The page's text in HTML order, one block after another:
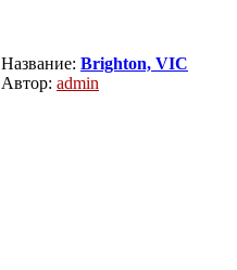
Название: Brighton, VIC
Автор: admin